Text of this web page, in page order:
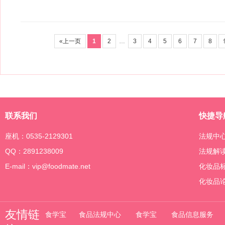
«上一页 1 2 … 3 4 5 6 7 8
联系我们
座机：0535-2129301
QQ：2891238009
E-mail：vip@foodmate.net
快捷导
法规中
法规解
化妆品
化妆品
友情链
食学宝 食品法规中心 食学宝 食品信息服务